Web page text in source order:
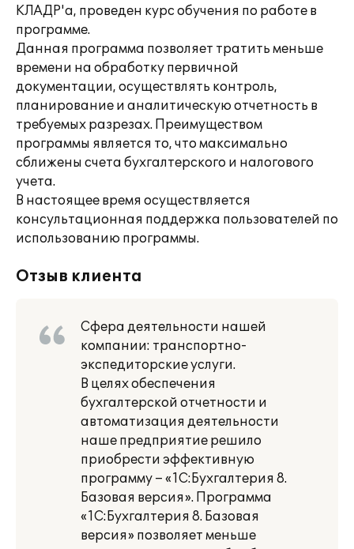
КЛАДР'a, проведен курс обучения по работе в
программе.
Данная программа позволяет тратить меньше
времени на обработку первичной
документации, осуществлять контроль,
планирование и аналитическую отчетность в
требуемых разрезах. Преимуществом
программы является то, что максимально
сближены счета бухгалтерского и налогового
учета.
В настоящее время осуществляется
консультационная поддержка пользователей по
использованию программы.
Отзыв клиента
Сфера деятельности нашей
компании: транспортно-
экспедиторские услуги.
В целях обеспечения
бухгалтерской отчетности и
автоматизация деятельности
наше предприятие решило
приобрести эффективную
программу – «1С:Бухгалтерия 8.
Базовая версия». Программа
«1С:Бухгалтерия 8. Базовая
версия» позволяет меньше